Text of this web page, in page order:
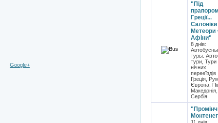
"Під
Греції...
Салоніки
Метеори
Афіни"
8 днів:
туры.
тури,
нічних
перееїздів
Греція,
Європа,
Македонія,
Сербія
Google+